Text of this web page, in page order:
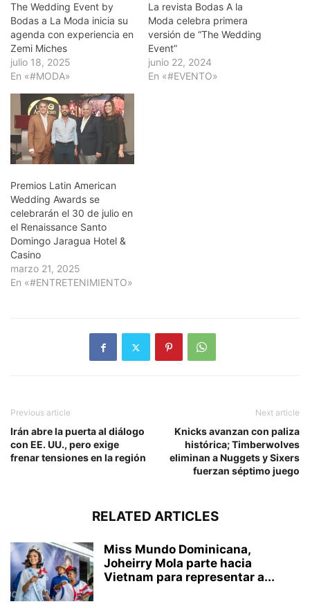
The Wedding Event by
Bodas a La Moda inicia su
agenda con experiencia en
Zemi Miches
julio 18, 2025
En «#MODA»
La revista Bodas A la
Moda celebra primera
versión de “The Wedding
Event”
junio 22, 2024
En «#EVENTO»
Premios Latin American
Wedding Awards se
celebrarán el 30 de julio en
el Renaissance Santo
Domingo Jaragua Hotel &
Casino
marzo 21, 2025
En «#ENTRETENIMIENTO»
Previous article
Irán abre la puerta al diálogo
con EE. UU., pero exige
frenar tensiones en la región
Next article
Knicks avanzan con paliza
histórica; Timberwolves
eliminan a Nuggets y Sixers
fuerzan séptimo juego
RELATED ARTICLES
Miss Mundo Dominicana,
Joheirry Mola parte hacia
Vietnam para representar a...